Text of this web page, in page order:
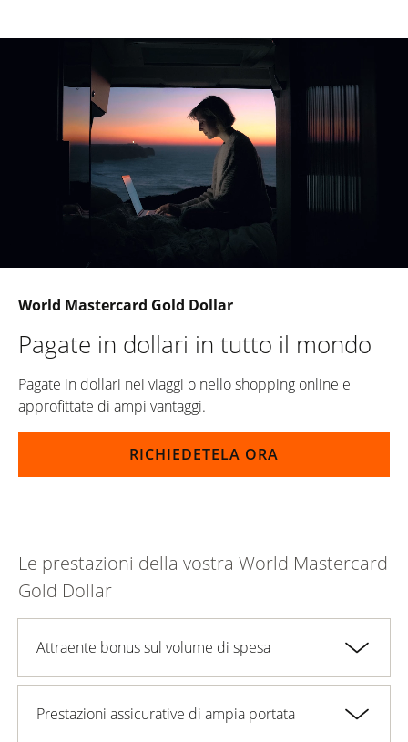
World Mastercard Gold Dollar
Pagate in dollari in tutto il mondo
Pagate in dollari nei viaggi o nello shopping online e
approfittate di ampi vantaggi.
RICHIEDETELA ORA
Le prestazioni della vostra World Mastercard
Gold Dollar
Attraente bonus sul volume di spesa
Prestazioni assicurative di ampia portata